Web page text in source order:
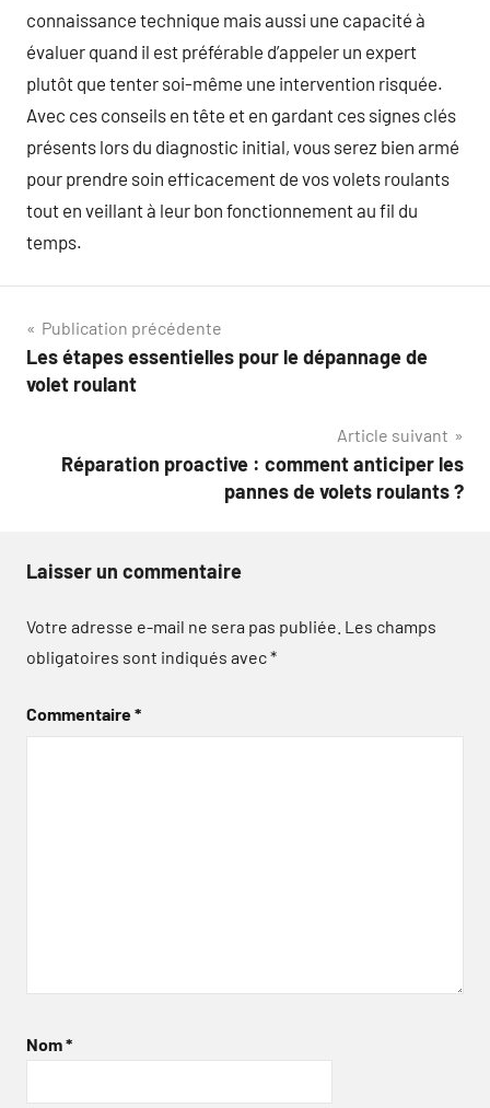
connaissance technique mais aussi une capacité à
évaluer quand il est préférable d’appeler un expert
plutôt que tenter soi-même une intervention risquée.
Avec ces conseils en tête et en gardant ces signes clés
présents lors du diagnostic initial, vous serez bien armé
pour prendre soin efficacement de vos volets roulants
tout en veillant à leur bon fonctionnement au fil du
temps.
Navigation
de
Publication précédente
Les étapes essentielles pour le dépannage de
volet roulant
Article suivant
Réparation proactive : comment anticiper les
pannes de volets roulants ?
Laisser un commentaire
Votre adresse e-mail ne sera pas publiée. Les champs
obligatoires sont indiqués avec*
Commentaire*
Nom*